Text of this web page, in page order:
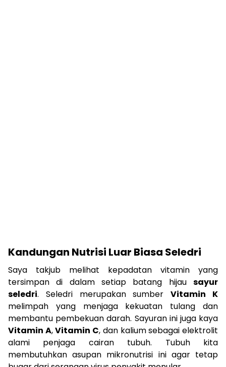
Kandungan Nutrisi Luar Biasa Seledri
Saya takjub melihat kepadatan vitamin yang
tersimpan di dalam setiap batang hijau sayur
seledri. Seledri merupakan sumberVitamin K
melimpah yang menjaga kekuatan tulang dan
membantu pembekuan darah. Sayuran ini juga kaya
Vitamin A,Vitamin C, dan kalium sebagai elektrolit
alami penjaga cairan tubuh. Tubuh kita
membutuhkan asupan mikronutrisi ini agar tetap